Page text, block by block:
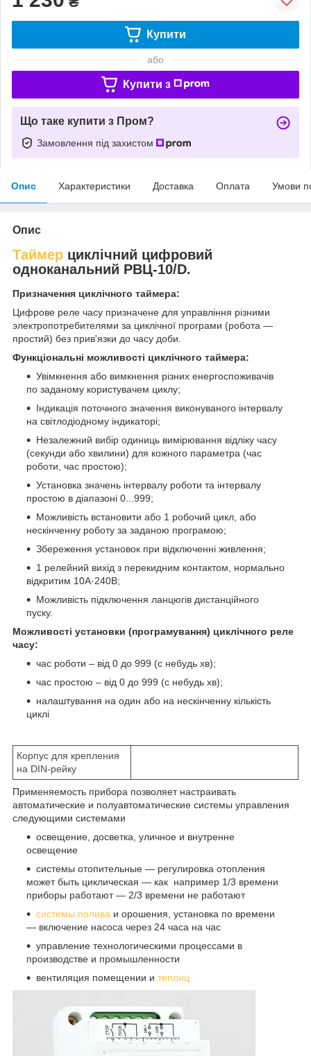
Купити
або
Купити з
Що таке купити з Пром?
Замовлення під захистом
Опис Характеристики Доставка Оплата Умови
Опис
Таймер циклічний цифровий
одноканальний РВЦ-10/D.
Призначення циклічного таймера:
Цифрове реле часу призначене для управління різними
электропотребителями за циклічної програми (робота ―
простий) без прив'язки до часу доби.
Функціональні можливості циклічного таймера:
Увімкнення або вимкнення різних енергоспоживачів
по заданому користувачем циклу;
Індикація поточного значення виконуваного інтервалу
на світлодіодному індикаторі;
Незалежний вибір одиниць вимірювання відліку часу
(секунди або хвилини) для кожного параметра (час
роботи, час простою);
Установка значень інтервалу роботи та інтервалу
простою в діапазоні 0...999;
Можливість встановити або 1 робочий цикл, або
нескінченну роботу за заданою програмою;
Збереження установок при відключенні живлення;
1 релейний вихід з перекидним контактом, нормально
відкритим 10А·240В;
Можливість підключення ланцюгів дистанційного
пуску.
Можливості установки (програмування) циклічного реле
часу:
час роботи – від 0 до 999 (с небудь хв);
час простою – від 0 до 999 (с небудь хв);
налаштування на один або на нескінченну кількість
циклі
Корпус для крепления
на DIN-рейку
Применяемость прибора позволяет настраивать
автоматические и полуавтоматические системы управления
следующими системами
освещение, досветка, уличное и внутренне
освещение
системы отопительные ― регулировка отопления
может быть циклическая ― как например 1/3 времени
приборы работают ― 2/3 времени не работают
системы полива и орошения, установка по времени
― включение насоса через 24 часа на час
управление технологическими процессами в
производстве и промышленности
вентиляция помещении и теплиц